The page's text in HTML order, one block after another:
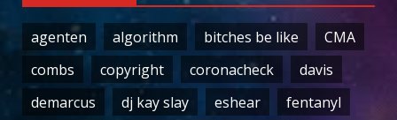
agenten algorithm bitches be like
CMA
combs
copyright coronacheck
davis
demarcus
dj kay slay eshear
fentanyl